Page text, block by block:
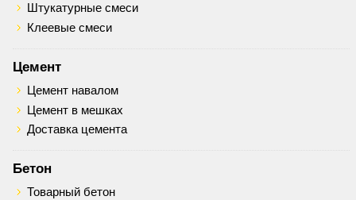
Штукатурные смеси
Клеевые смеси
Цемент
Цемент навалом
Цемент в мешках
Доставка цемента
Бетон
Товарный бетон